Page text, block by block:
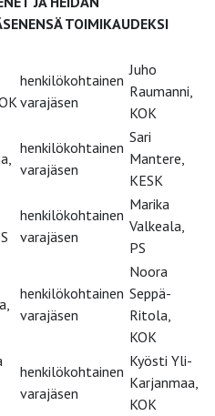
TOIMIKAUDEKSI
henkilökohtainen
varajäsen
Juho
Raumanni,
KOK
henkilökohtainen
varajäsen
Sari
Mantere,
KESK
henkilökohtainen
varajäsen
Marika
Valkeala,
PS
henkilökohtainen
varajäsen
Noora
Seppä-
Ritola,
KOK
henkilökohtainen
varajäsen
Kyösti Yli-
Karjanmaa,
KOK